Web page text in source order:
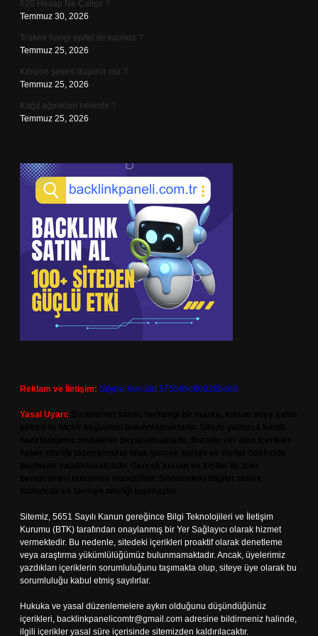
620 Hesap Ne Çalışır ?
Temmuz 30, 2026
Trakea hangi epitel ile kaplıdır ?
Temmuz 25, 2026
Kimyon şekeri düşürür mü ?
Temmuz 25, 2026
Kağıt ağırlıkları nelerdir ?
Temmuz 25, 2026
Reklam ve İletişim: Skype: live:.cid.575569c608265c69
Yasal Uyarı:
Sitemiz, 5651 Sayılı Kanun gereğince Bilgi Teknolojileri ve İletişim
Kurumu (BTK) tarafından onaylanmış bir Yer Sağlayıcı olarak hizmet
vermektedir. Bu nedenle, sitedeki içerikleri proaktif olarak denetleme
veya araştırma yükümlülüğümüz bulunmamaktadır. Ancak, üyelerimiz
yazdıkları içeriklerin sorumluluğunu taşımakta olup, siteye üye olarak bu
sorumluluğu kabul etmiş sayılırlar.
Hukuka ve yasal düzenlemelere aykırı olduğunu düşündüğünüz
içerikleri, backlinkpanelicomtr@gmail.com adresine bildirmeniz halinde,
ilgili içerikler yasal süre içerisinde sitemizden kaldırılacaktır.